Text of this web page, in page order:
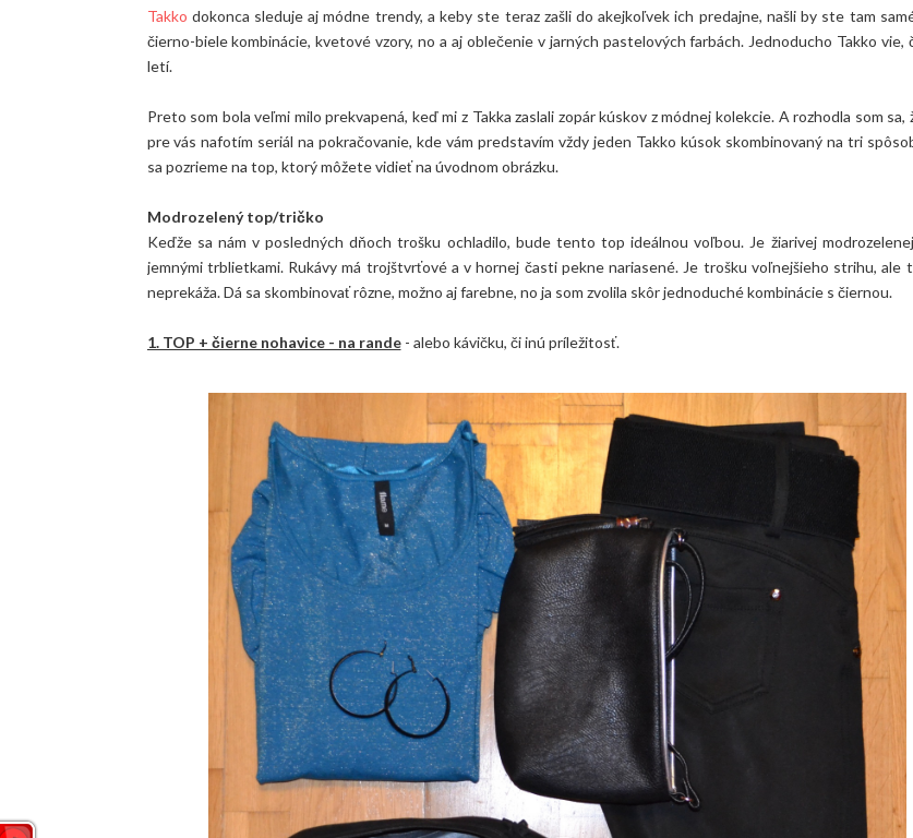
Takko dokonca sleduje aj módne trendy, a keby ste teraz zašli do akejkoľvek ich predajne, našli by ste tam
čierno-biele kombinácie, kvetové vzory, no a aj oblečenie v jarných pastelových farbách. Jednoducho Takko vie,
letí.
Preto som bola veľmi milo prekvapená, keď mi z Takka zaslali zopár kúskov z módnej kolekcie. A rozhodla som sa,
pre vás nafotím seriál na pokračovanie, kde vám predstavím vždy jeden Takko kúsok skombinovaný na tri
sa pozrieme na top, ktorý môžete vidieť na úvodnom obrázku.
Modrozelený top/tričko
Keďže sa nám v posledných dňoch trošku ochladilo, bude tento top ideálnou voľbou. Je žiarivej
jemnými trblietkami. Rukávy má trojštvrťové a v hornej časti pekne nariasené. Je trošku voľnejšieho strihu, ale
neprekáža. Dá sa skombinovať rôzne, možno aj farebne, no ja som zvolila skôr jednoduché kombinácie s čiernou.
1. TOP + čierne nohavice - na rande- alebo kávičku, či inú príležitosť.